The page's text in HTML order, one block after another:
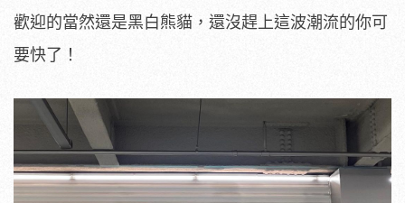
歡迎的當然還是黑白熊貓，還沒趕上這波潮流的你可
要快了！